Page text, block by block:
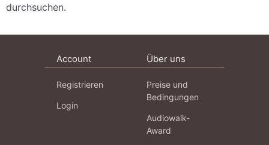
durchsuchen.
Account
Registrieren
Login
Über uns
Preise und
Bedingungen
Audiowalk-
Award